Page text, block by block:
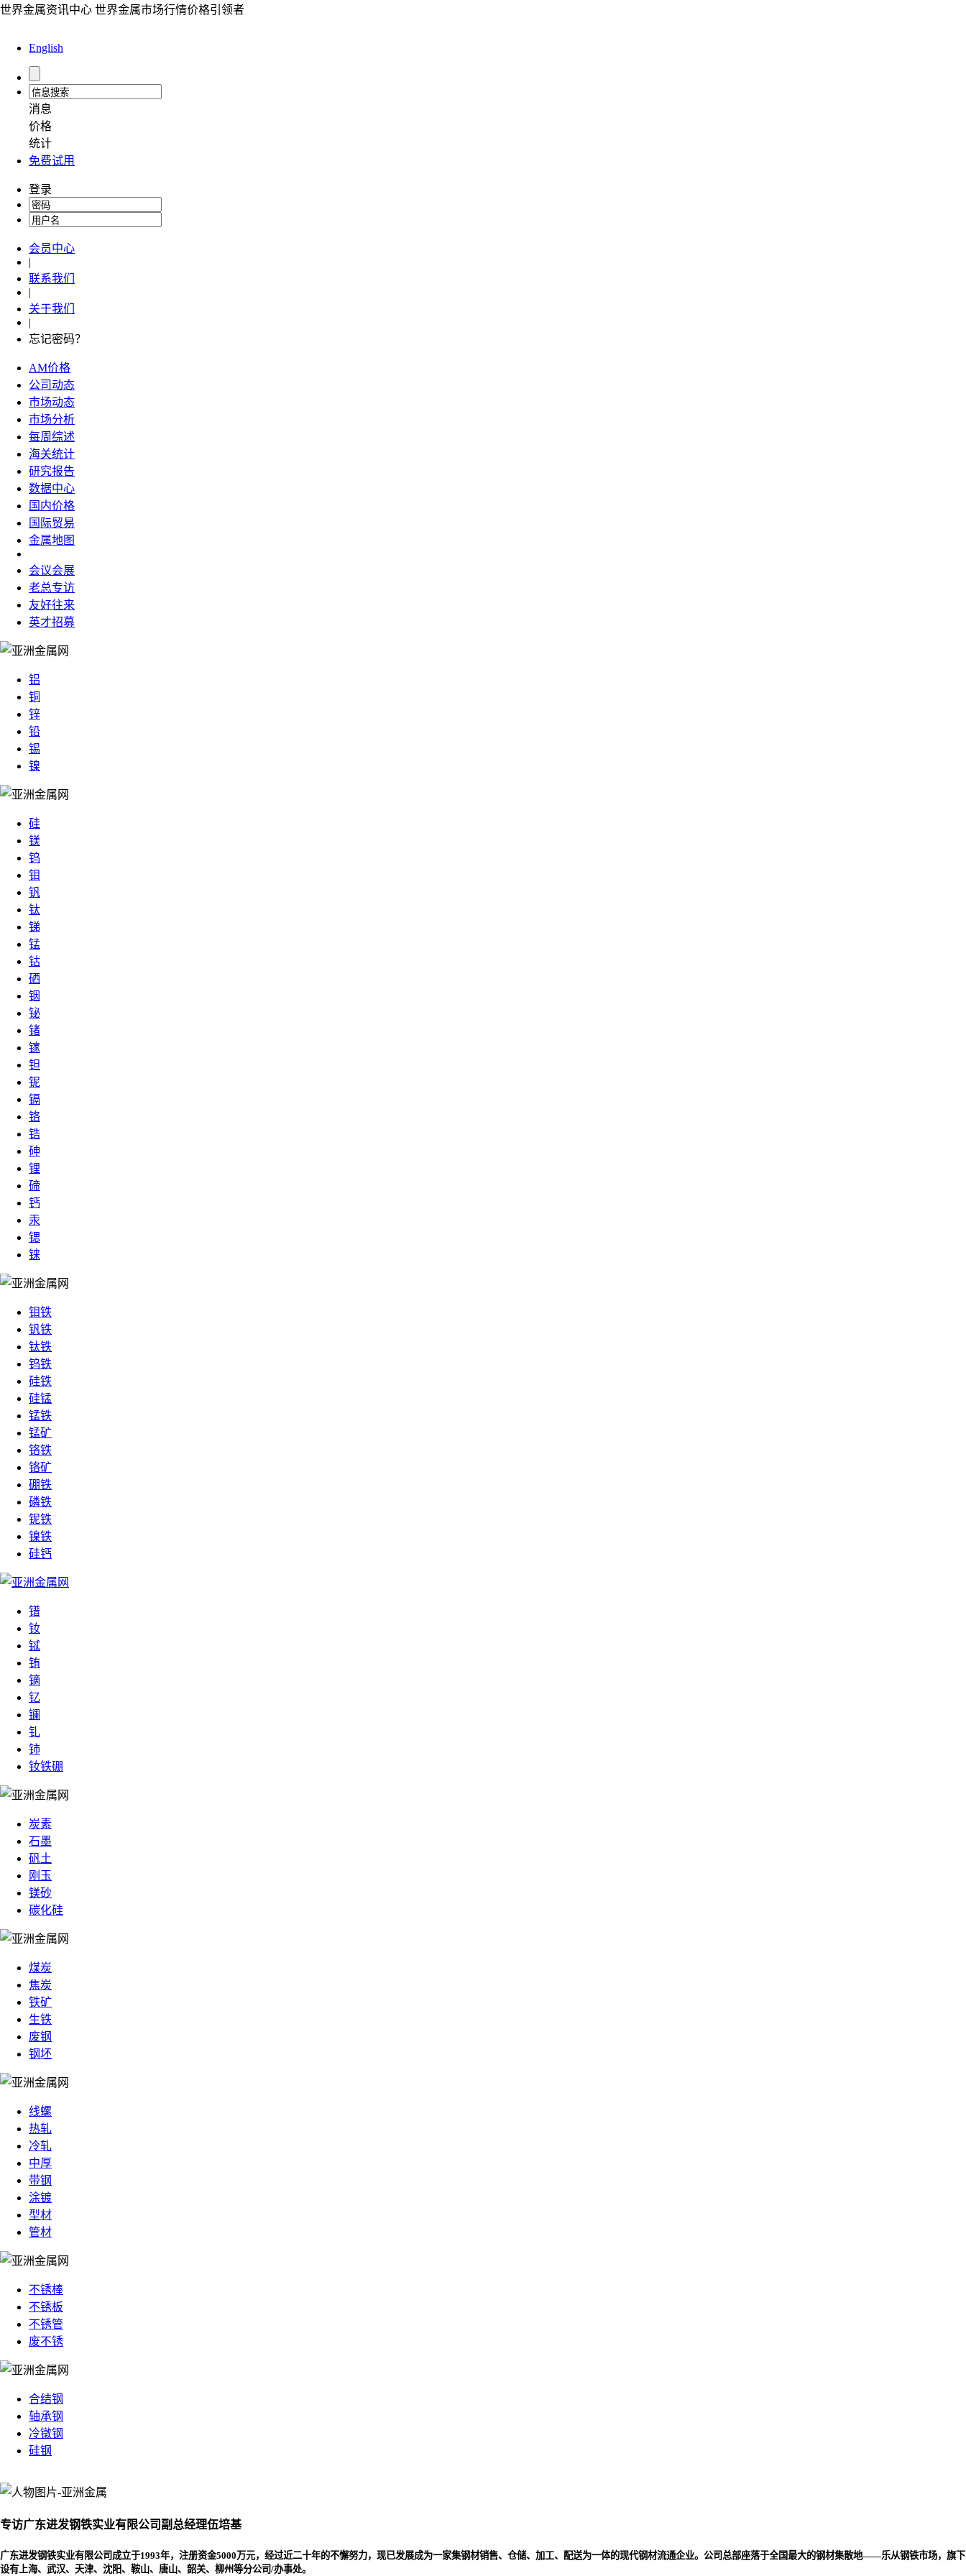
世界金属资讯中心 世界金属市场行情价格引领者
English
消息
价格
统计
免费试用
登录
会员中心
|
联系我们
|
关于我们
|
忘记密码？
AM价格
公司动态
市场动态
市场分析
每周综述
海关统计
研究报告
数据中心
国内价格
国际贸易
金属地图
会议会展
老总专访
友好往来
英才招募
铝
铜
锌
铅
锡
镍
硅
镁
钨
钼
钒
钛
锑
锰
钴
硒
铟
铋
锗
镓
钽
铌
镉
铬
锆
砷
锂
碲
钙
汞
锶
铼
钼铁
钒铁
钛铁
钨铁
硅铁
硅锰
锰铁
锰矿
铬铁
铬矿
硼铁
磷铁
铌铁
镍铁
硅钙
镨
钕
铽
铕
镝
钇
镧
钆
铈
钕铁硼
炭素
石墨
矾土
刚玉
镁砂
碳化硅
煤炭
焦炭
铁矿
生铁
废钢
钢坯
线螺
热轧
冷轧
中厚
带钢
涂镀
型材
管材
不锈棒
不锈板
不锈管
废不锈
合结钢
轴承钢
冷镦钢
硅钢
专访广东进发钢铁实业有限公司副总经理伍培基
广东进发钢铁实业有限公司成立于1993年，注册资金5000万元，经过近二十年的不懈努力，现已发展成为一家集钢材销售、仓储、加工、配送为一体的现代钢材流通企业。公司总部座落于全国最大的钢材集散地——乐从钢铁市场，旗下
设有上海、武汉、天津、沈阳、鞍山、唐山、韶关、柳州等分公司/办事处。